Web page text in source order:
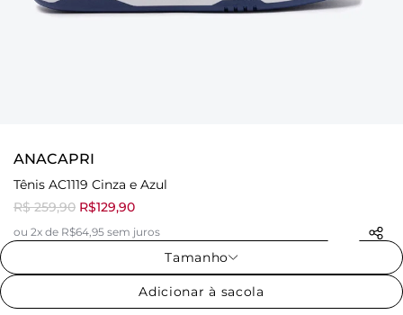
ANACAPRI
Tênis AC1119 Cinza e Azul
R$ 259,90 R$129,90
ou 2x de R$64,95 sem juros
Tamanho
Adicionar à sacola